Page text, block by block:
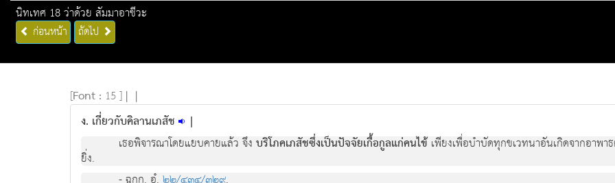
นิทเทศ 18 ว่าด้วย สัมมาอาชีวะ
ก่อนหน้า ถัดไป
[Font : 15 ] | |
ง. เกี่ยวกับคิลานเภสัช |
เธอพิจารณาโดยแยบคายแล้ว จึงบริโภคเภสัชซึ่งเป็นปัจจัยเกื้อกูลแก่คนไข้ เพียงเพื่อบำบัดทุกขเวทนาอันเกิดจากอาพ
ยิ่ง.